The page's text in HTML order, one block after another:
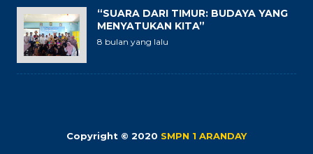
“SUARA DARI TIMUR: BUDAYA YANG
MENYATUKAN KITA”
8 bulan yang lalu
Copyright © 2020 SMPN 1 ARANDAY